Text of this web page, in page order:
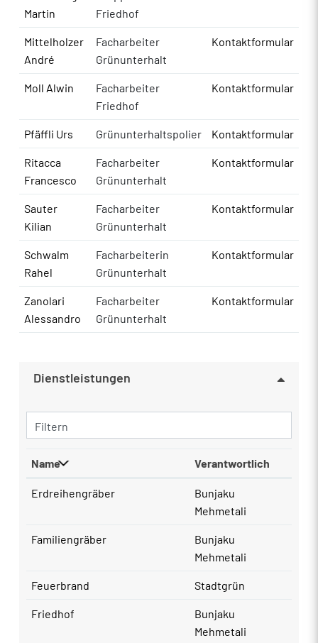
Martin
Friedhof
Mittelholzer
André
Facharbeiter
Grünunterhalt
Kontaktformular
Moll Alwin
Facharbeiter
Friedhof
Kontaktformular
Pfäffli Urs Grünunterhaltspolier Kontaktformular
Ritacca
Francesco
Facharbeiter
Grünunterhalt
Kontaktformular
Sauter
Kilian
Facharbeiter
Grünunterhalt
Kontaktformular
Schwalm
Rahel
Facharbeiterin
Grünunterhalt
Kontaktformular
Zanolari
Alessandro
Facharbeiter
Grünunterhalt
Kontaktformular
Dienstleistungen
Filtern
Name Verantwortlich
Erdreihengräber
Bunjaku
Mehmetali
Familiengräber
Bunjaku
Mehmetali
Feuerbrand Stadtgrün
Friedhof
Bunjaku
Mehmetali